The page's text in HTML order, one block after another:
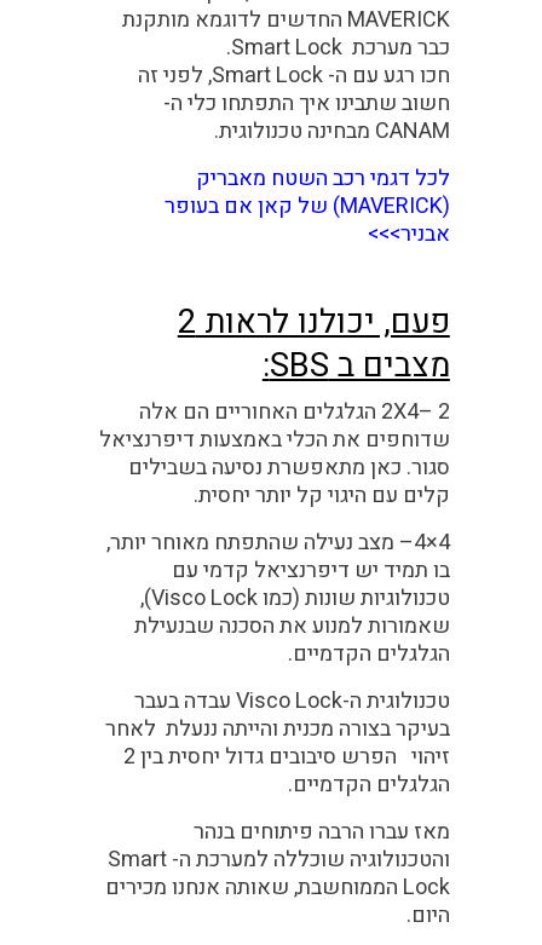
MAVERICK החדשים לדוגמא מותקנת
כבר מערכתSmart Lock
.
חכו רגע עם ה-Smart Lock
,לפני זה
חשוב שתבינו איך התפתחו כלי ה-
CANAM מבחינה טכנולוגית.
לכל דגמי רכב השטח מאבריק
(MAVERICK) של קאן אם בעופר
אבניר>>>
פעם, יכולנו לראות 2
מצבים בSBS
:
2X4 – 2 הגלגלים האחוריים הם אלה
שדוחפים את הכלי באמצעות דיפרנציאל
סגור. כאן מתאפשרת נסיעה בשבילים
קלים עם היגוי קל יותר יחסית.
4×4
– מצב נעילה שהתפתח מאוחר יותר,
בו תמיד יש דיפרנציאל קדמי עם
טכנולוגיות שונות (כמו Visco Lock),
שאמורות למנוע את הסכנה שבנעילת
הגלגלים הקדמיים.
טכנולוגית ה-Visco Lockעבדה בעבר
בעיקר בצורה מכנית והייתה ננעלת לאחר
זיהוי הפרש סיבובים גדול יחסית בין 2
הגלגלים הקדמיים.
מאז עברו הרבה פיתוחים בנהר
והטכנולוגיה שוכללה למערכת ה-Smart
Lock הממוחשבת, שאותה אנחנו מכירים
היום.